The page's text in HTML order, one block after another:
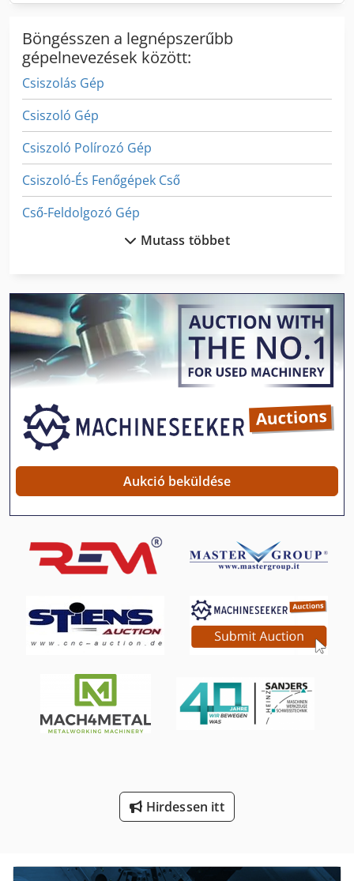
Böngésszen a legnépszerűbb
gépelnevezések között:
Csiszolás Gép
Csiszoló Gép
Csiszoló Polírozó Gép
Csiszoló-És Fenőgépek Cső
Cső-Feldolgozó Gép
Ex Sajtóközpont
Fa Csiszoló
Fejező És Gérvágó Fűrész
Fngj 20
Fémlemez-Feldolgozó Gép
Ga 11 Ff
Hajtogató Gép Tartozékok
Hegesztő Gép
Hengeres Csiszoló Gép
Menetvágó Gép
St Nyomtatási Rendszerek
Tisztító És Fertőtlenítő Gépek
Mutass többet
Aukció beküldése
Hirdessen itt